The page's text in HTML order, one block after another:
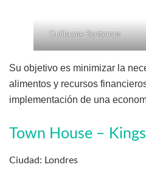
Guillaume Bontemps
Su objetivo es minimizar la
alimentos y recursos
implementación de una
Town House –
Ciudad: Londres